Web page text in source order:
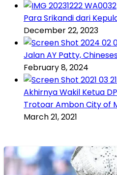
Para Srikandi dari
December 22, 2023
Jalan AY Patty,
February 8, 2024
Akhirnya Wakil Ketua
Trotoar Ambon City of
March 21, 2021